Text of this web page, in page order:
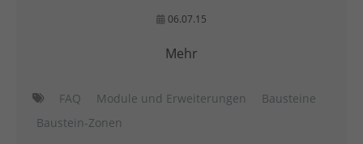
06.07.15
Mehr
FAQ Module und Erweiterungen
Bausteine
Baustein-Zonen